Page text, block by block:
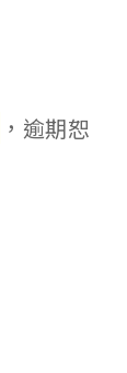
，逾期恕